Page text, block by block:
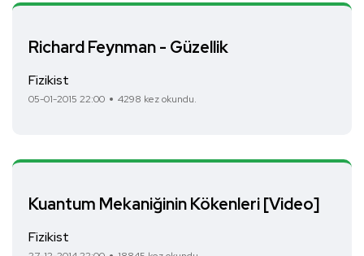
Richard Feynman - Güzellik
Fizikist
05-01-2015 22:00 4298 kez okundu.
Kuantum Mekaniğinin Kökenleri [Video]
Fizikist